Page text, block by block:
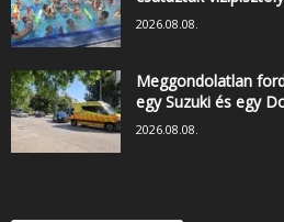
2026.08.08.
Meggondolatlan
egy Suzuki és egy
2026.08.08.